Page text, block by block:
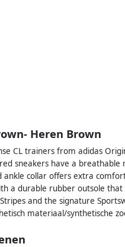
Heren Brown
CL trainers from adidas
sneakers have a breathable
ankle collar offers extra
a durable rubber outsole
and the signature
materiaal/synthetische